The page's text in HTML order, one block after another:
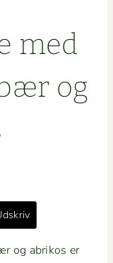
med
og
og abrikos er